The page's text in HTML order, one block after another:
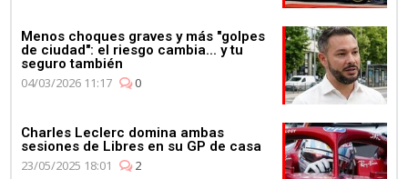
Menos choques graves y más "golpes
de ciudad": el riesgo cambia... y tu
seguro también
04/03/2026 11:17
0
Charles Leclerc domina ambas
sesiones de Libres en su GP de casa
23/05/2025 18:01
2